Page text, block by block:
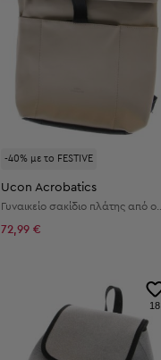
-40% με το FESTIVE
Ucon Acrobatics
72,99 €
18